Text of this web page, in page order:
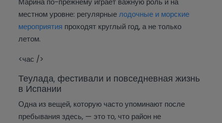
местном уровне: регулярныелодочные и морские
мероприятия проходят круглый год, а не только
летом.
<час />
Теулада, фестивали и повседневная жизнь
в Испании
Одна из вещей, которую часто упоминают после
пребывания здесь, — это то, что район не